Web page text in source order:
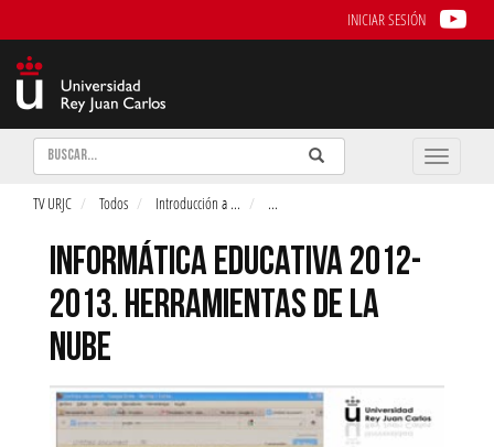
INICIAR SESIÓN
Buscar Enviar
Buscar
Toggle
TV URJC Todos Introducción a ... ...
INFORMÁTICA EDUCATIVA 2012-
2013. HERRAMIENTAS DE LA
NUBE